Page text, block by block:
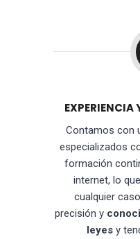
EXPERIENCIA
Contamos con
especializados
formación
internet, lo
cualquier
precisión y
leyes y